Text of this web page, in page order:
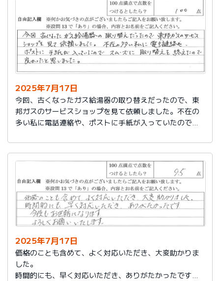
2025年7月17日
今回、古くなったガス給湯器の取り替えだったので、東
邦ガスのサービスショップを見て依頼しました。不在の
多い私に電話連絡や、ポストに手紙が入っていたので、
た。
2025年7月17日
価格のことも含めて、よく対応いただき、大変助かりま
した。
時間的にも、早く対応いただき、ありがたかったです。